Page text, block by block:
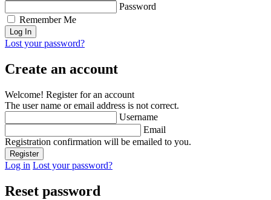
Password
Remember Me
Lost your password?
Create an account
Welcome! Register for an account
The user name or email address is not correct.
Username
Email
Registration confirmation will be emailed to you.
Log in Lost your password?
Reset password